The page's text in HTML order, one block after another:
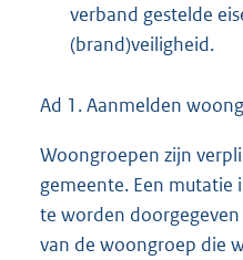
verband gestelde
(brand)veiligheid.
Ad 1. Aanmelden
Woongroepen zijn
gemeente. Een
te worden
van de woongroep die